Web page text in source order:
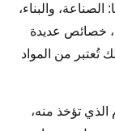
والبناء،
خصائص عديدة
تُعتبر من المواد
تؤخذ منه،